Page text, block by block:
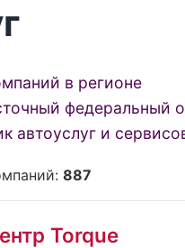
в регионе
федеральный
автоуслуг и
887
Torque